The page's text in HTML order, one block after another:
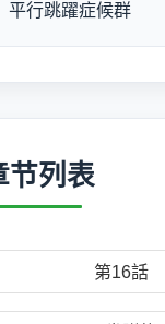
平行跳躍症候群
节列表
第16話